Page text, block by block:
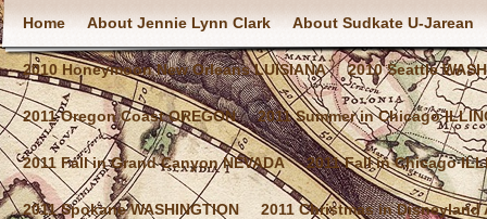
Home About Jennie Lynn Clark About Sudkate U-Jarean
2010 Honeymoon New Orleans LUISIANA 2010 Seattle
2011 Oregon Coast OREGON 2011 Summer in Chicago
2011 Fall in Grand Canyon NEVADA 2011 Fall in Chicago
2011 Spokane WASHINGTION 2011 Christmas in Disneyland